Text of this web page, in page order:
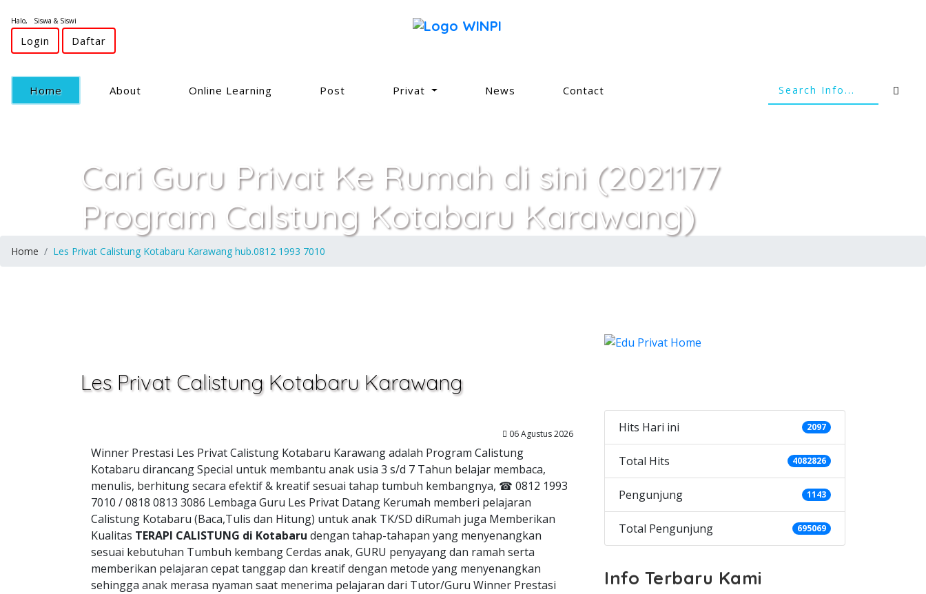
Halo, Siswa & Siswi
Login Daftar
Home(current) About Online Learning Post Privat News Contact
Cari Guru Privat Ke Rumah di sini (2021177
Program Calstung Kotabaru Karawang)
Home Les Privat Calistung Kotabaru Karawang hub.0812 1993 7010
Les Privat Calistung Kotabaru Karawang
06 Agustus 2026
Winner Prestasi Les Privat Calistung Kotabaru Karawang adalah Program Calistung
Kotabaru dirancang Special untuk membantu anak usia 3 s/d 7 Tahun belajar membaca,
menulis, berhitung secara efektif & kreatif sesuai tahap tumbuh kembangnya, ☎ 0812 1993
7010 / 0818 0813 3086 Lembaga Guru Les Privat Datang Kerumah memberi pelajaran
Calistung Kotabaru (Baca,Tulis dan Hitung) untuk anak TK/SD diRumah juga Memberikan
Kualitas TERAPI CALISTUNG di Kotabaru dengan tahap-tahapan yang menyenangkan
sesuai kebutuhan Tumbuh kembang Cerdas anak, GURU penyayang dan ramah serta
memberikan pelajaran cepat tanggap dan kreatif dengan metode yang menyenangkan
sehingga anak merasa nyaman saat menerima pelajaran dari Tutor/Guru Winner Prestasi
Hits Hari ini 2097
Total Hits 4082826
Pengunjung 1143
Total Pengunjung 695069
Info Terbaru Kami